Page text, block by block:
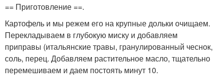
== Приготовление ==.
Картофель и мы режем его на крупные дольки очищаем.
Перекладываем в глубокую миску и добавляем
приправы (итальянские травы, гранулированный чеснок,
соль, перец. Добавляем растительное масло, тщательно
перемешиваем и даем постоять минут 10.